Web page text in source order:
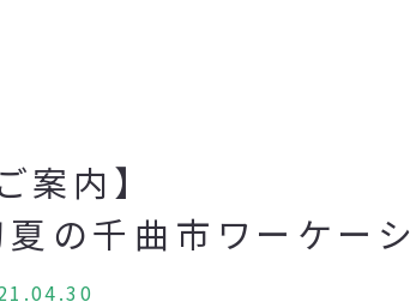
案内】
の千曲市ワーケーシ